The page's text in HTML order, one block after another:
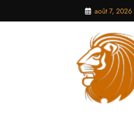
contenu
août 7, 2026